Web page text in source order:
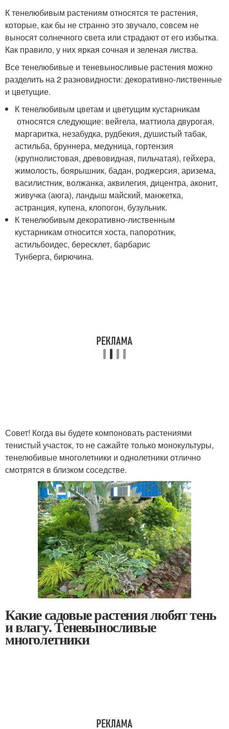
К тенелюбивым растениям относятся те растения,
которые, как бы не странно это звучало, совсем не
выносят солнечного света или страдают от его избытка.
Как правило, у них яркая сочная и зеленая листва.
Все тенелюбивые и теневыносливые растения можно
разделить на 2 разновидности: декоративно-лиственные
и цветущие.
К тенелюбивым цветам и цветущим кустарникам
относятся следующие: вейгела, маттиола двурогая,
маргаритка, незабудка, рудбекия, душистый табак,
астильба, бруннера, медуница, гортензия
(крупнолистовая, древовидная, пильчатая), гейхера,
жимолость, боярышник, бадан, роджерсия, аризема,
василистник, волжанка, аквилегия, дицентра, аконит,
живучка (аюга), ландыш майский, манжетка,
астранция, купена, клопогон, бузульник.
К тенелюбивым декоративно-лиственным
кустарникам относится хоста, папоротник,
астильбоидес, бересклет, барбарис
Тунберга, бирючина.
Совет! Когда вы будете компоновать растениями
тенистый участок, то не сажайте только монокультуры,
тенелюбивые многолетники и однолетники отлично
смотрятся в близком соседстве.
Какие садовые растения любят тень
и влагу. Теневыносливые
многолетники